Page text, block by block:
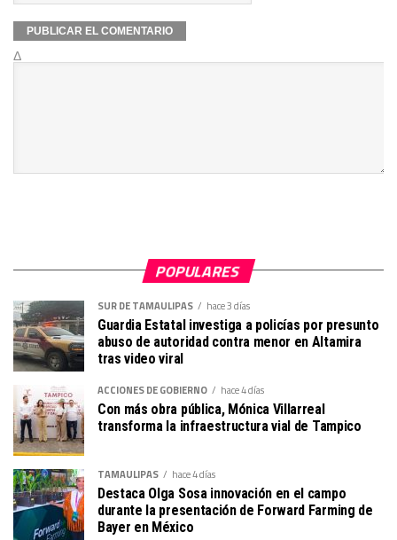
Δ
POPULARES
SUR DE TAMAULIPAS hace 3 días
Guardia Estatal investiga a policías por presunto
abuso de autoridad contra menor en Altamira
tras video viral
ACCIONES DE GOBIERNO hace 4 días
Con más obra pública, Mónica Villarreal
transforma la infraestructura vial de Tampico
TAMAULIPAS hace 4 días
Destaca Olga Sosa innovación en el campo
durante la presentación de Forward Farming de
Bayer en México